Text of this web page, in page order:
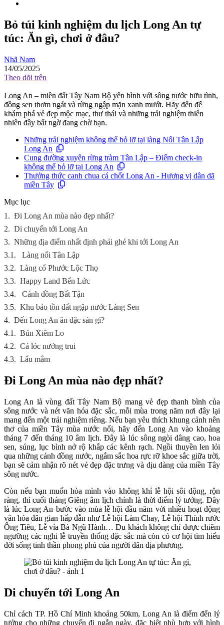
Bỏ túi kinh nghiệm du lịch Long An tự
túc: Ăn gì, chơi ở đâu?
Nhã Nam
14/05/2025
Theo dõi trên
Long An – miền đất Tây Nam Bộ yên bình với sông nước hữu tình,
đồng sen thơm ngát và rừng ngập mặn xanh mướt. Hãy đến để
khám phá vẻ đẹp mộc mạc, thư thái và những trải nghiệm thiên
nhiên đầy bất ngờ đang chờ bạn.
Những trải nghiệm không thể bỏ lỡ tại làng Nổi Tân Lập
Long An
Cung đường xuyên rừng tràm Tân Lập – Điểm check-in
không thể bỏ lỡ tại Long An
Thưởng thức canh chua cá chốt Long An - Hương vị dân dã
miền Tây
Mục lục
1. Đi Long An mùa nào đẹp nhất?
2. Di chuyển tới Long An
3. Những địa điểm nhất định phải ghé khi tới Long An
3.1.
Làng nổi Tân Lập
3.2. Làng cổ Phước Lộc Thọ
3.3. Happy Land Bến Lức
3.4.
Cánh đồng Bất Tận
3.5. Khu bảo tồn đất ngập nước Láng Sen
4. Đến Long An ăn đặc sản gì?
4.1. Bún Xiêm Lo
4.2. Cá lóc nướng trui
4.3. Lẩu mắm
Đi Long An mùa nào đẹp nhất?
Long An là vùng đất Tây Nam Bộ mang vẻ đẹp thanh bình của
sông nước và nét văn hóa đặc sắc, mỗi mùa trong năm nơi đây lại
mang đến một trải nghiệm riêng. Nếu bạn yêu thích khung cảnh nên
thơ của miền Tây mùa nước nổi, hãy đến Long An vào khoảng
tháng 7 đến tháng 10 âm lịch. Đây là lúc sông ngòi dâng cao, hoa
sen, súng, lục bình nở rộ khắp các kênh rạch. Ngồi thuyền len lỏi
qua những cánh đồng nước, ngắm sắc hoa rực rỡ khoe sắc giữa trời,
bạn sẽ cảm nhận rõ nét vẻ đẹp đặc trưng và dịu dàng của miền Tây
sông nước.
Còn nếu bạn muốn hòa mình vào không khí lễ hội sôi động, rộn
ràng, thì cuối tháng Giêng âm lịch chính là thời điểm lý tưởng. Đây
là lúc Long An bước vào mùa lễ hội đầu năm với nhiều hoạt động
văn hóa dân gian hấp dẫn như Lễ hội Làm Chay, Lễ hội Thỉnh rước
Ông Tiêu, Lễ vía Bà Ngũ Hành… Du khách không chỉ được chiêm
ngưỡng các nghi lễ truyền thống đặc sắc mà còn có cơ hội tìm hiểu
đời sống tinh thần phong phú của người dân địa phương.
Di chuyển tới Long An
Chỉ cách TP. Hồ Chí Minh khoảng 50km, Long An là điểm đến lý
tưởng cho những chuyến đi ngắn ngày, đặc biệt phù hợp với hình